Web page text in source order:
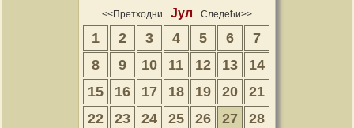
<<Претходни Јул Следећи>>
1 2 3 4 5 6
7
8
9 10 11 12 13
14
15
16 17 18 19 20
21
22
23 24 25 26 27
28